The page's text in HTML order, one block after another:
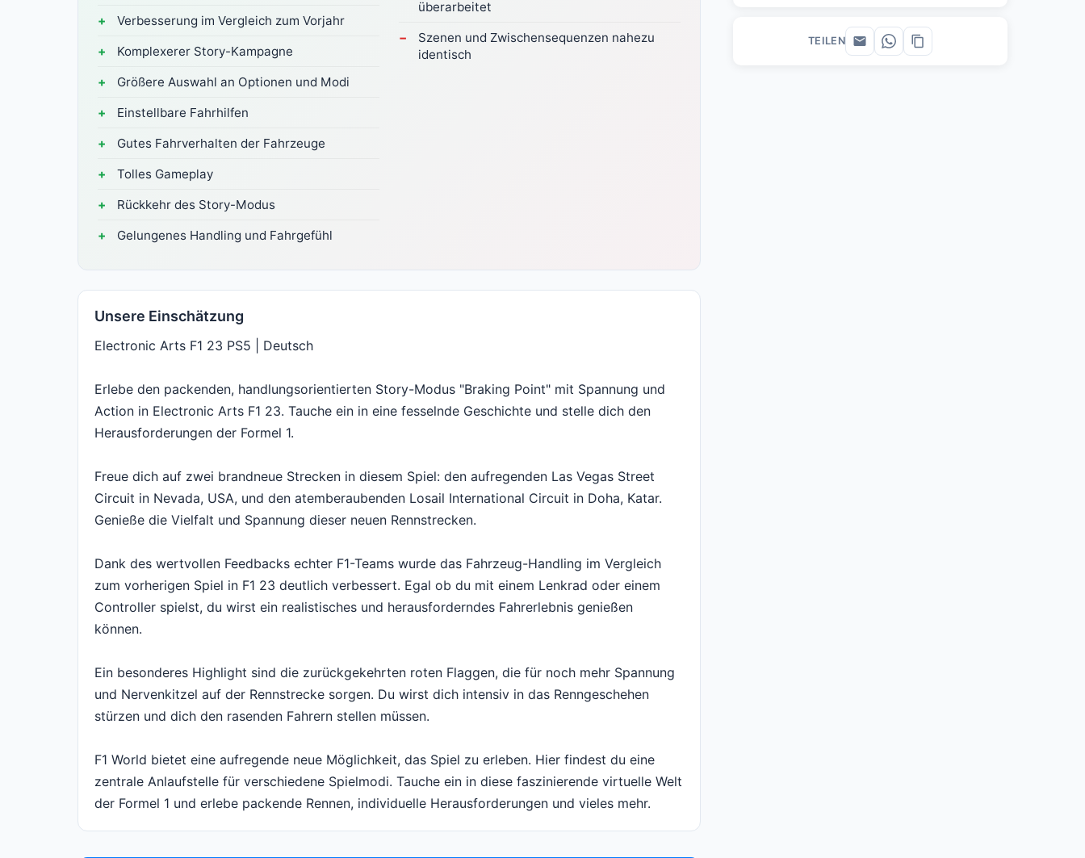
Verbesserung im Vergleich zum Vorjahr
Komplexerer Story-Kampagne
Größere Auswahl an Optionen und Modi
Einstellbare Fahrhilfen
Gutes Fahrverhalten der Fahrzeuge
Tolles Gameplay
Rückkehr des Story-Modus
Gelungenes Handling und Fahrgefühl
überarbeitet
Szenen und Zwischensequenzen nahezu
identisch
Unsere Einschätzung
Electronic Arts F1 23 PS5 | Deutsch
Erlebe den packenden, handlungsorientierten Story-Modus "Braking Point" mit Spannung und
Action in Electronic Arts F1 23. Tauche ein in eine fesselnde Geschichte und stelle dich den
Herausforderungen der Formel 1.
Freue dich auf zwei brandneue Strecken in diesem Spiel: den aufregenden Las Vegas Street
Circuit in Nevada, USA, und den atemberaubenden Losail International Circuit in Doha, Katar.
Genieße die Vielfalt und Spannung dieser neuen Rennstrecken.
Dank des wertvollen Feedbacks echter F1-Teams wurde das Fahrzeug-Handling im Vergleich
zum vorherigen Spiel in F1 23 deutlich verbessert. Egal ob du mit einem Lenkrad oder einem
Controller spielst, du wirst ein realistisches und herausforderndes Fahrerlebnis genießen
können.
Ein besonderes Highlight sind die zurückgekehrten roten Flaggen, die für noch mehr Spannung
und Nervenkitzel auf der Rennstrecke sorgen. Du wirst dich intensiv in das Renngeschehen
stürzen und dich den rasenden Fahrern stellen müssen.
F1 World bietet eine aufregende neue Möglichkeit, das Spiel zu erleben. Hier findest du eine
zentrale Anlaufstelle für verschiedene Spielmodi. Tauche ein in diese faszinierende virtuelle Welt
der Formel 1 und erlebe packende Rennen, individuelle Herausforderungen und vieles mehr.
TEILEN